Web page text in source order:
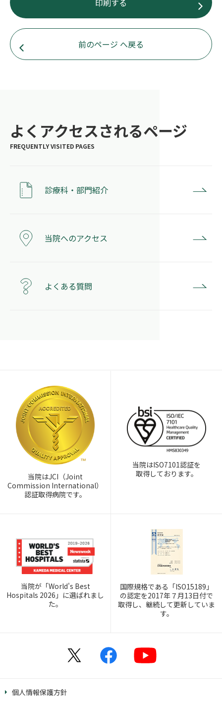
印刷する
前のページ へ戻る
よくアクセスされるページ
診療科・部門紹介
当院へのアクセス
よくある質問
当院はJCI（Joint
Commission International）
認証取得病院です。
当院はISO7101認証を
取得しております。
当院が「World's Best
Hospitals 2026」に選ばれまし
た。
国際規格である「ISO15189」
の認定を2017年７月13日付で
取得し、継続して更新していま
す。
個人情報保護方針